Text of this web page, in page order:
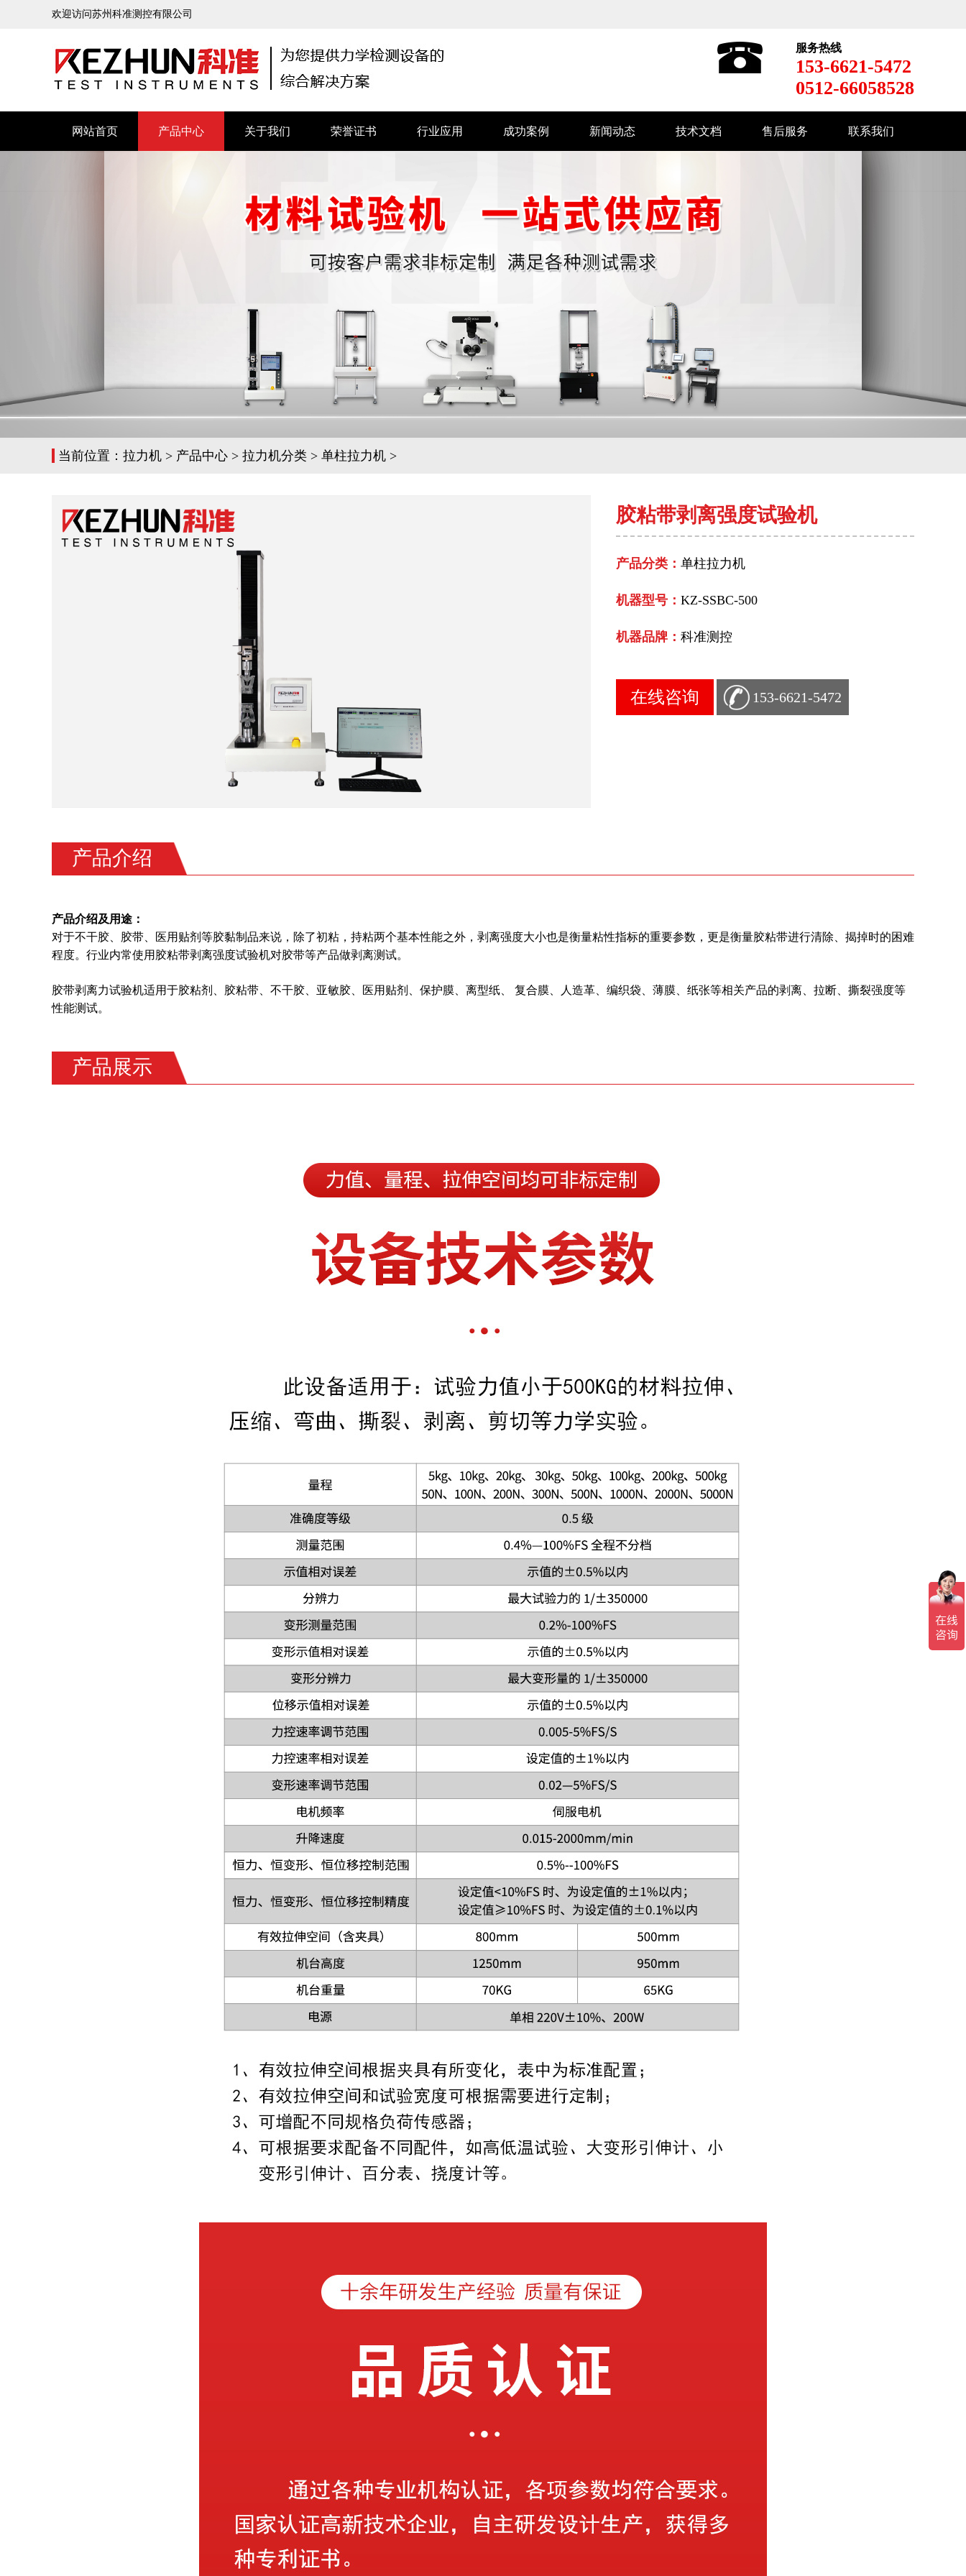
欢迎访问苏州科准测控有限公司
服务热线
153-6621-5472
0512-66058528
网站首页 产品中心 关于我们 荣誉证书 行业应用 成功案例 新闻动态 技术文档 售后服务 联系我们
当前位置： 拉力机 > 产品中心 > 拉力机分类 > 单柱拉力机 >
胶粘带剥离强度试验机
产品分类： 单柱拉力机
机器型号： KZ-SSBC-500
机器品牌： 科准测控
在线咨询 153-6621-5472
产品介绍
产品介绍及用途：
对于不干胶、胶带、医用贴剂等胶黏制品来说，除了初粘，持粘两个基本性能之外，剥离强度大小也是衡量粘性指标的重要参数，更是衡量胶粘带进行清除、揭掉时的困难
程度。行业内常使用胶粘带剥离强度试验机对胶带等产品做剥离测试。
胶带剥离力试验机适用于胶粘剂、胶粘带、不干胶、亚敏胶、医用贴剂、保护膜、离型纸、 复合膜、人造革、编织袋、薄膜、纸张等相关产品的剥离、拉断、撕裂强度等
性能测试。
产品展示